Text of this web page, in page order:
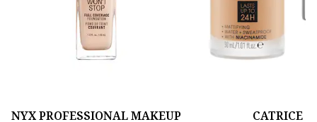
NYX PROFESSIONAL MAKEUP
CATRICE